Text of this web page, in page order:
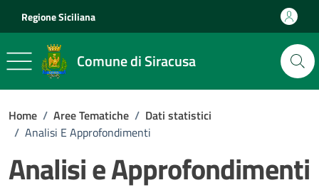
Regione Siciliana
Comune di Siracusa
Home / Aree Tematiche / Dati statistici
/ Analisi E Approfondimenti
Analisi e Approfondimenti